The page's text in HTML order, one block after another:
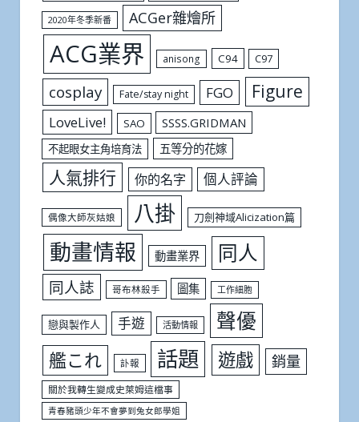
2020年冬季新番 ACGer雜燴所
ACG業界 anisong C94 C97
cosplay Fate/stay night FGO Figure
LoveLive! SAO SSSS.GRIDMAN
不起眼女主角培育法 五等分的花嫁
人氣排行 你的名字 個人評論
偶像大師灰姑娘 八掛 刀劍神域Alicization篇
動畫情報 動畫業界 同人
同人誌 哥布林殺手 圖集 工作細胞
戀與製作人 手遊 活動情報 聲優
艦これ 訃報 話題 遊戲 銷量
關於我轉生變成史萊姆這檔事
青春豬頭少年不會夢到兔女郎學姐